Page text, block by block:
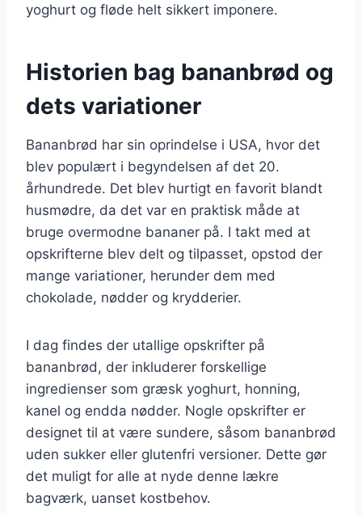
yoghurt og fløde helt sikkert imponere.
Historien bag bananbrød og
dets variationer
Bananbrød har sin oprindelse i USA, hvor det
blev populært i begyndelsen af det 20.
århundrede. Det blev hurtigt en favorit blandt
husmødre, da det var en praktisk måde at
bruge overmodne bananer på. I takt med at
opskrifterne blev delt og tilpasset, opstod der
mange variationer, herunder dem med
chokolade, nødder og krydderier.
I dag findes der utallige opskrifter på
bananbrød, der inkluderer forskellige
ingredienser som græsk yoghurt, honning,
kanel og endda nødder. Nogle opskrifter er
designet til at være sundere, såsom bananbrød
uden sukker eller glutenfri versioner. Dette gør
det muligt for alle at nyde denne lækre
bagværk, uanset kostbehov.